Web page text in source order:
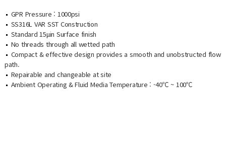
GPR Pressure : 1000psi
SS316L VAR SST Construction
Standard 15μin Surface finish
No threads through all wetted path
Compact & effective design provides a smooth and unobstructed flow
path.
Repairable and changeable at site
Ambient Operating & Fluid Media Temperature : -40℃ ~ 100℃